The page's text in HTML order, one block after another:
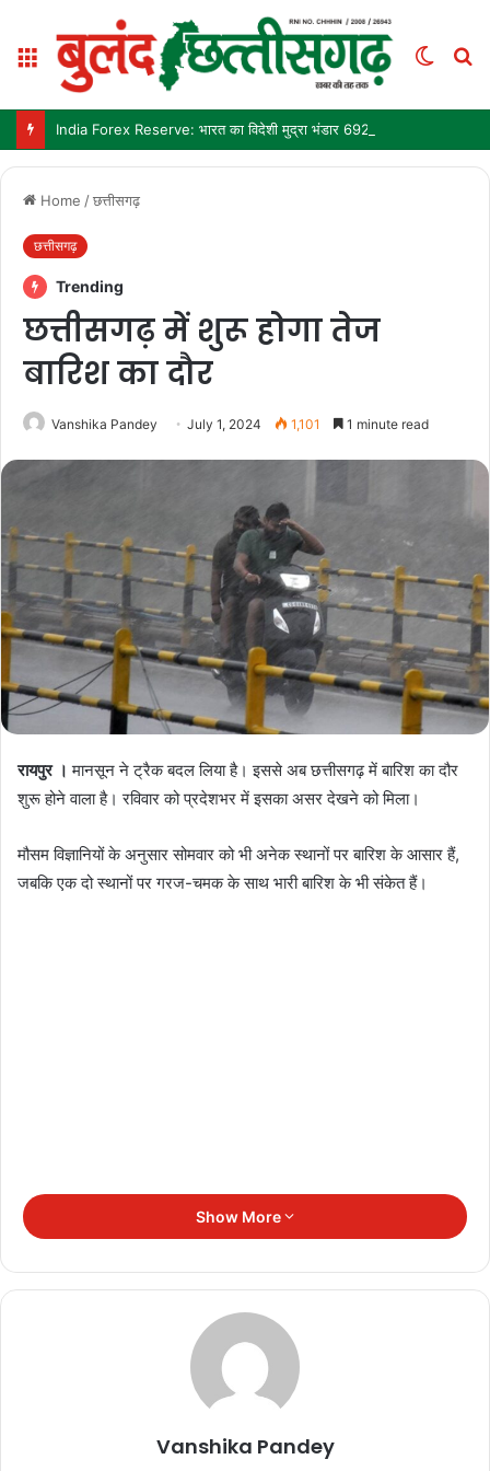
Menu
Switch
Home /छत्तीसगढ़
छत्तीसगढ़
Trending
छत्तीसगढ़ में शुरू होगा तेज
बारिश का दौर
Vanshika Pandey July 1, 2024 1,101 1 minute read
रायपुर ।मानसून ने ट्रैक बदल लिया है। इससे अब छत्तीसगढ़ में बारिश का दौर
शुरू होने वाला है। रविवार को प्रदेशभर में इसका असर देखने को मिला।
मौसम विज्ञानियों के अनुसार सोमवार को भी अनेक स्थानों पर बारिश के आसार हैं,
जबकि एक दो स्थानों पर गरज-चमक के साथ भारी बारिश के भी संकेत हैं।
इसका क्षेत्र सरगुजा संभाग है। वहीं मध्य एवं दक्षिणी छत्तीसगढ़ के भी अधिकांश
स्थानों पर बारिश हो सकती है। इसके अलावा रायपुर में आकाश सामान्यत: मेघमय
Related Articles
Show More
Vanshika Pandey